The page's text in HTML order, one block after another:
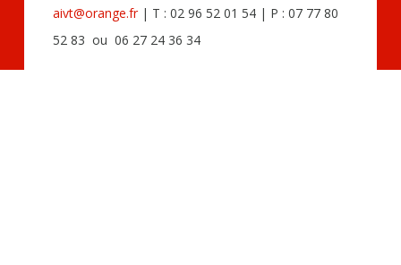
aivt@orange.fr| T : 02 96 52 01 54 | P : 07 77 80
52 83 ou 06 27 24 36 34